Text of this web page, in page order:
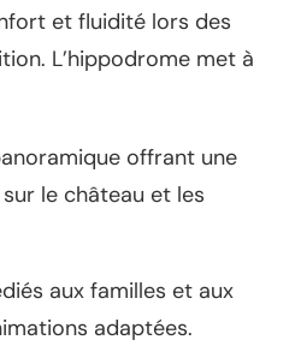
et fluidité lors des
L’hippodrome met à
offrant une
le château et les
aux familles et aux
adaptées.